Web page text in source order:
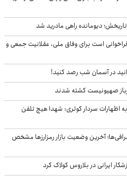
دیومانده راهی مادرید شد
است برای وفاق ملی، عقلانیت جمعی و
در آسمان شب رصد کنید!
صهیونیست کشته شدند
اظهارات سردار کوثری: شهدا هیچ تلفن
در صرافی‌ها؛ آخرین وضعیت بازار رمزارزها مشخص
ایرانی در بلاروس کولاک کرد